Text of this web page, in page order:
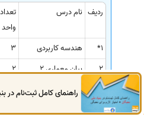
ردیف نام درس
تعداد
واحد
1*
هندسه کاربردی 3
2
بیان معماری 2 2
04133250787 راهنمای کامل ثبت‌نام در